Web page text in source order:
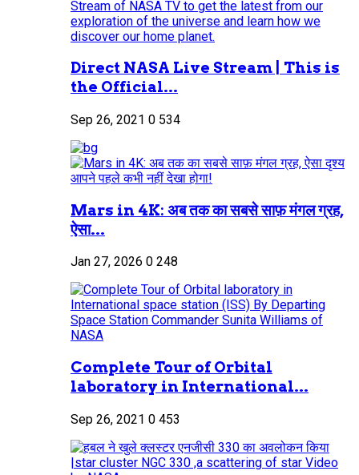
Direct NASA Live Stream | This is
the Official...
Sep 26, 2021 0 534
Mars in 4K: अब तक का सबसे साफ़ मंगल ग्रह,
ऐसा...
Jan 27, 2026 0 248
Complete Tour of Orbital
laboratory in International...
Sep 26, 2021 0 453